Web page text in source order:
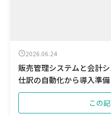
2026.06.24
販売管理システムと会計
仕訳の自動化から導入準
この